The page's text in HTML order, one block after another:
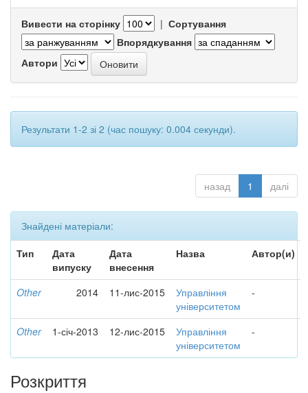
Вивести на сторінку | Сортування
Впорядкування
Автори
Результати 1-2 зі 2 (час пошуку: 0.004 секунди).
назад 1 далі
Знайдені матеріали:
Тип
Дата
випуску
Дата
внесення
Назва Автор(и)
Other 2014 11-лис-2015
Управління
університетом
-
Other 1-січ-2013 12-лис-2015
Управління
університетом
-
Розкриття